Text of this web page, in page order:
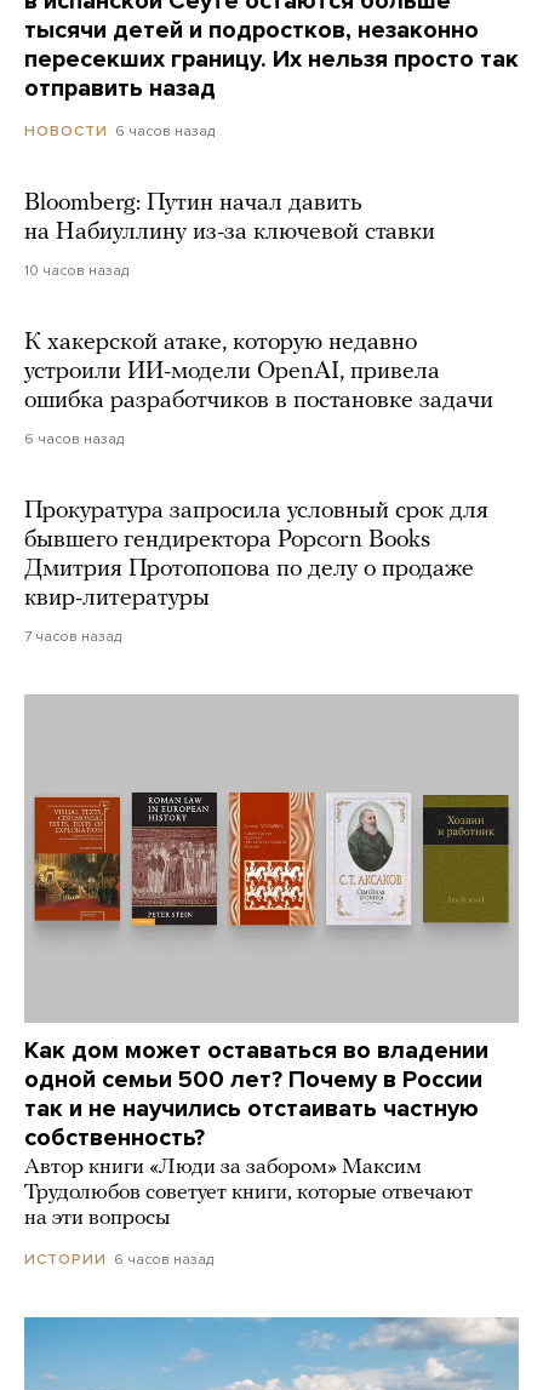
тысячи детей и подростков, незаконно
пересекших границу. Их нельзя просто так
отправить назад
НОВОСТИ 6 часов назад
Bloomberg: Путин начал давить
на Набиуллину из-за ключевой ставки
10 часов назад
К хакерской атаке, которую недавно
устроили ИИ-модели OpenAI, привела
ошибка разработчиков в постановке задачи
6 часов назад
Прокуратура запросила условный срок для
бывшего гендиректора Popcorn Books
Дмитрия Протопопова по делу о продаже
квир-литературы
7 часов назад
Как дом может оставаться во владении
одной семьи 500 лет? Почему в России
так и не научились отстаивать частную
собственность?
Автор книги «Люди за забором» Максим
Трудолюбов советует книги, которые отвечают
на эти вопросы
ИСТОРИИ 6 часов назад